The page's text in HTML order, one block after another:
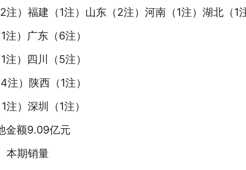
）福建（1注）山东（2注）河南（1注）湖北（1
注）广东（6注）
注）四川（5注）
注）陕西（1注）
注）深圳（1注）
金额9.09亿元
本期销量